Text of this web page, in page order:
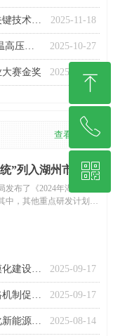
2025-11-18
章颢缤：面向不同需求场景的熔盐储热关键技术及经验分享
2025-10-27
绿储科技：高倍率熔盐储能用150MW高温高压熔盐电加热器发货！
2025-10-27
赛金奖
查看更多
2025-09-17
国家发改委、能源局印发《新型储能规模化建设专项行动方案(2025—2027年)》的通知
2025-09-17
国家发改委、能源局印发《关于完善价格机制促进新能源发电就近消纳的通知》
2025-08-14
甘肃省发改委等四部门印发《甘肃省深化新能源上网电价市场化改革促进新能源高质量发展实施方案》的通知
”列入湖州市2024
布了《2024年湖州市科
中，其他重点研发计划指
、新材料、生命健康、
ꁸ
回到顶部
ꂅ
400-656-5722
ꀥ